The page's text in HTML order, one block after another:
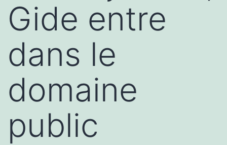
Gide entre
dans le
domaine
public